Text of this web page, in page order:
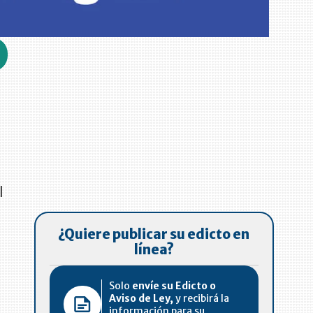
¿Quiere publicar su edicto en
línea?
Solo envíe su Edicto o
Aviso de Ley, y recibirá la